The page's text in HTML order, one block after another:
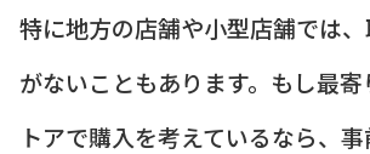
特に地方の店舗や小型店舗では
がないこともあります。もし最
トアで購入を考えているなら、